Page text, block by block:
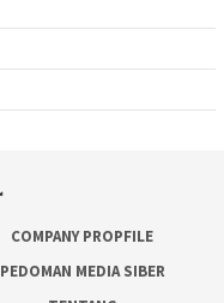
COMPANY PROPFILE
PEDOMAN MEDIA SIBER